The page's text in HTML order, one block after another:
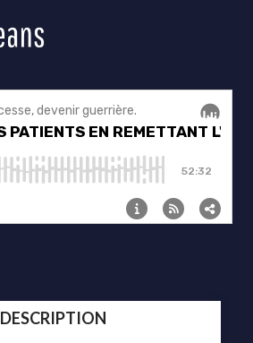
DESCRIPTION